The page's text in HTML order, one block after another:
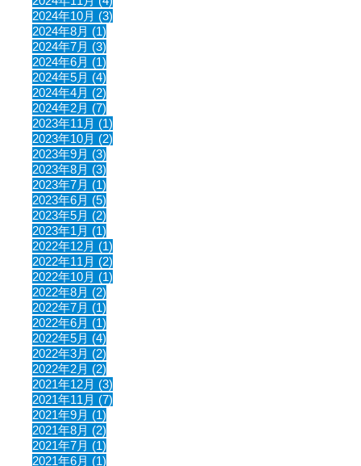
2024年10月 (3)
2024年8月 (1)
2024年7月 (3)
2024年6月 (1)
2024年5月 (4)
2024年4月 (2)
2024年2月 (7)
2023年11月 (1)
2023年10月 (2)
2023年9月 (3)
2023年8月 (3)
2023年7月 (1)
2023年6月 (5)
2023年5月 (2)
2023年1月 (1)
2022年12月 (1)
2022年11月 (2)
2022年10月 (1)
2022年8月 (2)
2022年7月 (1)
2022年6月 (1)
2022年5月 (4)
2022年3月 (2)
2022年2月 (2)
2021年12月 (3)
2021年11月 (7)
2021年9月 (1)
2021年8月 (2)
2021年7月 (1)
2021年6月 (1)